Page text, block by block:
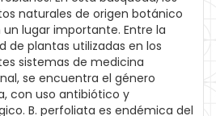
naturales de origen botánico
lugar importante. Entre la
de plantas utilizadas en los
sistemas de medicina
se encuentra el género
con uso antibiótico y
B. perfoliata es endémica del